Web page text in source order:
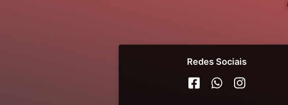
Redes Sociais